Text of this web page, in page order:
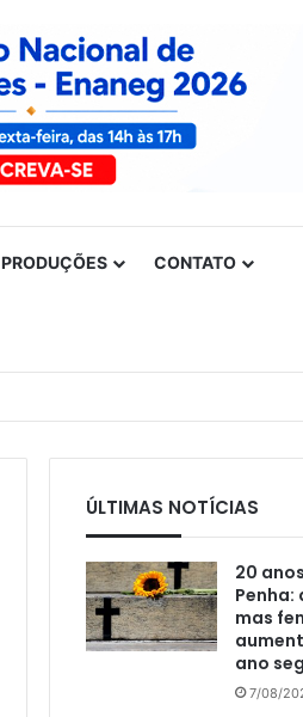
PRODUÇÕES CONTATO
ÚLTIMAS NOTÍCIAS
20
Penha:
mas
ano
7/08/